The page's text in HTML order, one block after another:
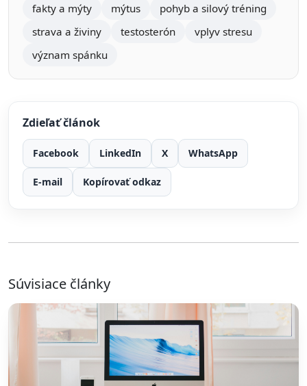
fakty a mýty
mýtus
pohyb a silový tréning
strava a živiny
testosterón
vplyv stresu
význam spánku
Zdieľať článok
Facebook LinkedIn X WhatsApp
E-mail Kopírovať odkaz
Súvisiace články